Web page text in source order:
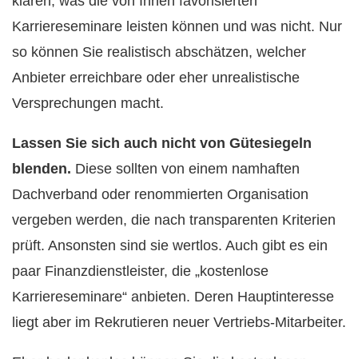
Karriereseminare leisten können und was nicht. Nur
so können Sie realistisch abschätzen, welcher
Anbieter erreichbare oder eher unrealistische
Versprechungen macht.
Lassen Sie sich auch nicht von Gütesiegeln
blenden. Diese sollten von einem namhaften
Dachverband oder renommierten Organisation
vergeben werden, die nach transparenten Kriterien
prüft. Ansonsten sind sie wertlos. Auch gibt es ein
paar Finanzdienstleister, die „kostenlose
Karriereseminare“ anbieten. Deren Hauptinteresse
liegt aber im Rekrutieren neuer Vertriebs-Mitarbeiter.